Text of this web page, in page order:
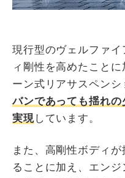
現行型のヴェルファ
ィ剛性を高めたこと
ーン式リアサスペンシ
バンであっても揺れ
実現しています。
また、高剛性ボディ
ることに加え、エン